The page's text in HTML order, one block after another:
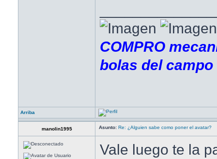
COMPRO
bolas del campo
Arriba
manolin1995 Asunto: Re: ¿Alguien sabe como poner el avatar?
Vale luego te la